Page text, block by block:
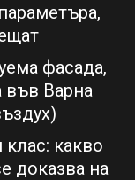
фасада,
във Варна
какво
доказва на